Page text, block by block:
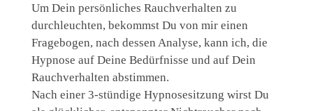
Um Dein persönliches Rauchverhalten zu
durchleuchten, bekommst Du von mir einen
Fragebogen, nach dessen Analyse, kann ich, die
Hypnose auf Deine Bedürfnisse und auf Dein
Rauchverhalten abstimmen.
Nach einer 3-stündige Hypnosesitzung wirst Du